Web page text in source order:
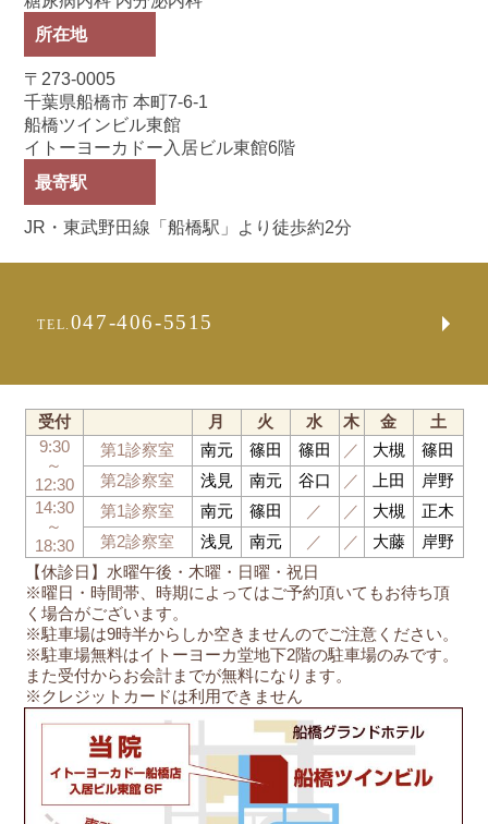
所在地
〒273-0005
千葉県船橋市 本町7-6-1
船橋ツインビル東館
イトーヨーカドー入居ビル東館6階
最寄駅
JR・東武野田線「船橋駅」より徒歩約2分
TEL. 047-406-5515
【休診日】水曜午後・木曜・日曜・祝日
※曜日・時間帯、時期によってはご予約頂いてもお待ち頂
く場合がございます。
※駐車場は9時半からしか空きませんのでご注意ください。
※駐車場無料はイトーヨーカ堂地下2階の駐車場のみです。
また受付からお会計までが無料になります。
※クレジットカードは利用できません
受付 月 火 水 木 金
土
9:30
～
12:30
第1診察室 南元 篠田 篠田 ／ 大槻
篠田
第2診察室
浅見 南元 谷口 ／ 上田
岸野
14:30
～
18:30
第1診察室 南元 篠田 ／ ／ 大槻
正木
第2診察室
浅見 南元 ／ ／ 大藤 岸野